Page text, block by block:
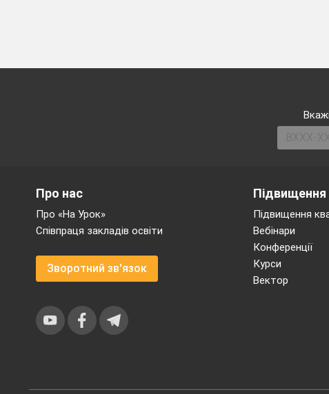
Підвищення
Підвищення
Вебінари
Конференції
Курси
Вектор
Про нас
Про «На Урок»
Співпраця закладів освіти
Зворотний зв'язок